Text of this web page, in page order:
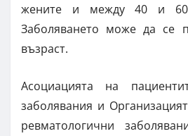
жените и между 40 и
Заболяването може да се
възраст.
Асоциацията на
заболявания и
ревматологични